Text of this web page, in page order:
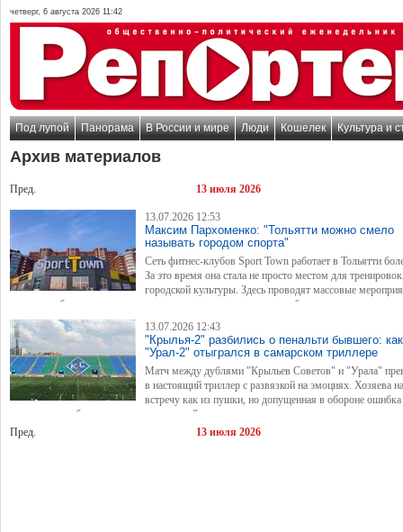
четверг, 6 августа 2026 11:42
Под лупой Панорама В России и мире Люди Кошелек Культура и
Архив материалов
Пред. 13 июля 2026
13.07.2026 12:53
Максим Пархоменко: "Тольятти можно смело
называть городом спорта"
Сеть фитнес-клубов Sport Town работает в Тольятти
За это время она стала не просто местом для
городской культуры. Здесь проводят массовые
которые собирают тысячи человек, сотрудничают с крупными брендами и стараются
спорт привычкой для горожан.
13.07.2026 12:43
"Крылья-2" разбились о пенальти бывшего: как
"Урал-2" отыгрался в самарском триллере
Матч между дублями "Крыльев Советов" и "Урала"
в настоящий триллер с развязкой на эмоциях. Хозяева
встречу как из пушки, но допущенная в обороне
хладнокровие бывшего игрока самарской структуры перевернули игру с ног на голову.
Пред.
13 июля 2026